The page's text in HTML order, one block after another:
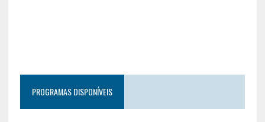
PROGRAMAS DISPONÍVEIS